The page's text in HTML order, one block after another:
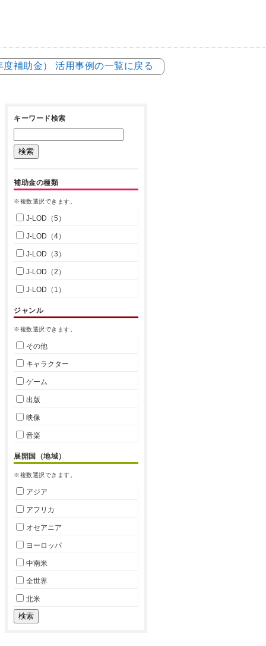
補助金） 活用事例の一覧に戻る
キーワード検索
補助金の種類
※複数選択できます。
J-LOD（5）
J-LOD（4）
J-LOD（3）
J-LOD（2）
J-LOD（1）
ジャンル
※複数選択できます。
その他
キャラクター
ゲーム
出版
映像
音楽
展開国（地域）
※複数選択できます。
アジア
アフリカ
オセアニア
ヨーロッパ
中南米
全世界
北米